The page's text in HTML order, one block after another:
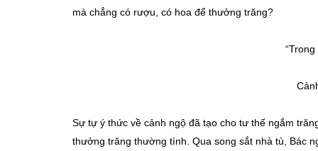
mà chẳng có rượu, có hoa để thưởng trăng?
Sự tự ý thức về cảnh ngộ đã tạo cho tư thế ngắm
thưởng trăng thường tình. Qua song sắt nhà tù, Bác